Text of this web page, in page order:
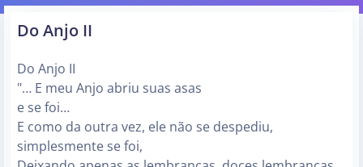
Do Anjo II
Do Anjo II
"… E meu Anjo abriu suas asas
e se foi…
E como da outra vez, ele não se despediu,
simplesmente se foi,